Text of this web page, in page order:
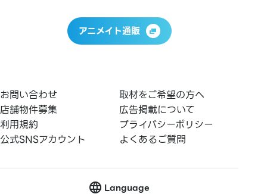
アニメイト通販
お問い合わせ
取材をご希望の方へ
店舗物件募集
広告掲載について
利用規約
プライバシーポリシー
公式SNSアカウント
よくあるご質問
Language